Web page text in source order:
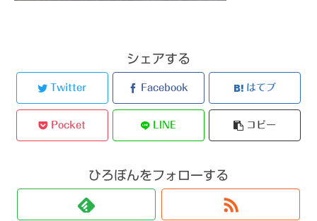
シェアする
Twitter Facebook はてブ
Pocket LINE コピー
ひろぼんをフォローする